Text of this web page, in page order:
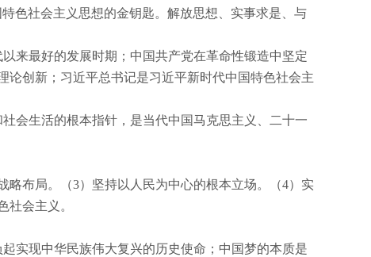
色社会主义思想的金钥匙。解放思想、实事求是、与
来最好的发展时期；中国共产党在革命性锻造中坚定
创新；习近平总书记是习近平新时代中国特色社会主
会生活的根本指针，是当代中国马克思主义、二十一
略布局。（3）坚持以人民为中心的根本立场。（4）实
社会主义。
实现中华民族伟大复兴的历史使命；中国梦的本质是